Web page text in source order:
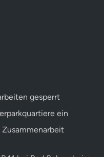
gesperrt
ein